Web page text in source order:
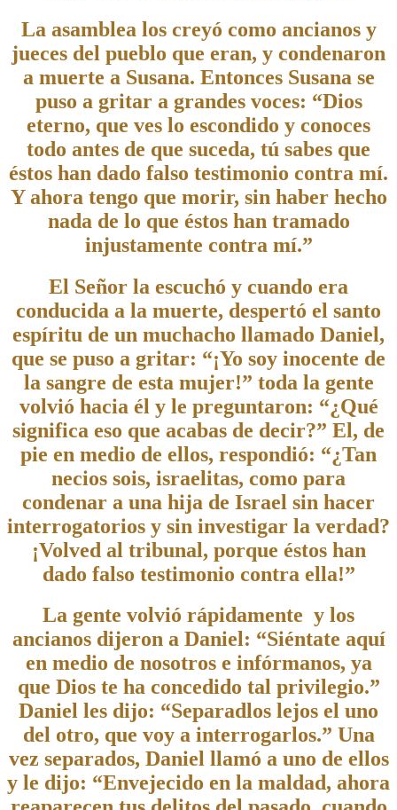
La asamblea los creyó como ancianos y
jueces del pueblo que eran, y condenaron
a muerte a Susana. Entonces Susana se
puso a gritar a grandes voces: “Dios
eterno, que ves lo escondido y conoces
todo antes de que suceda, tú sabes que
éstos han dado falso testimonio contra mí.
Y ahora tengo que morir, sin haber hecho
nada de lo que éstos han tramado
injustamente contra mí.”
El Señor la escuchó y cuando era
conducida a la muerte, despertó el santo
espíritu de un muchacho llamado Daniel,
que se puso a gritar: “¡Yo soy inocente de
la sangre de esta mujer!” toda la gente
volvió hacia él y le preguntaron: “¿Qué
significa eso que acabas de decir?” El, de
pie en medio de ellos, respondió: “¿Tan
necios sois, israelitas, como para
condenar a una hija de Israel sin hacer
interrogatorios y sin investigar la verdad?
¡Volved al tribunal, porque éstos han
dado falso testimonio contra ella!”
La gente volvió rápidamente y los
ancianos dijeron a Daniel: “Siéntate aquí
en medio de nosotros e infórmanos, ya
que Dios te ha concedido tal privilegio.”
Daniel les dijo: “Separadlos lejos el uno
del otro, que voy a interrogarlos.” Una
vez separados, Daniel llamó a uno de ellos
y le dijo: “Envejecido en la maldad, ahora